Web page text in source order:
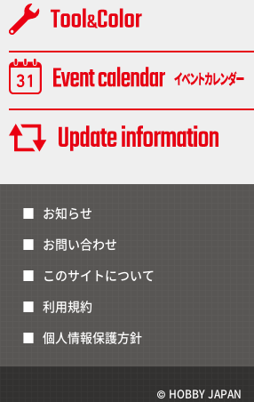
お知らせ
お問い合わせ
このサイトについて
利用規約
個人情報保護方針
© HOBBY JAPAN